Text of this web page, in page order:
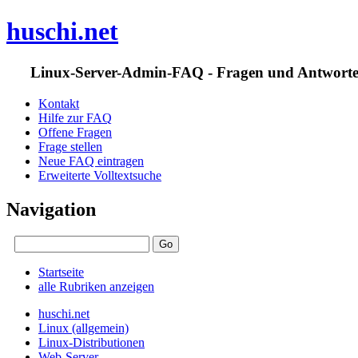
huschi.net
Linux-Server-Admin-FAQ - Fragen und
Kontakt
Hilfe zur FAQ
Offene Fragen
Frage stellen
Neue FAQ eintragen
Erweiterte Volltextsuche
Navigation
Startseite
alle Rubriken anzeigen
huschi.net
Linux (allgemein)
Linux-Distributionen